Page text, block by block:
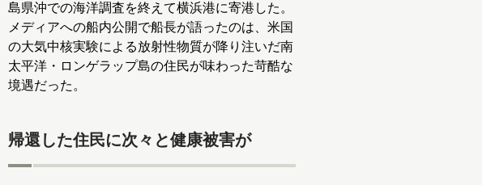
島県沖での海洋調査を終えて横浜港に寄港した。
メディアへの船内公開で船長が語ったのは、米国
の大気中核実験による放射性物質が降り注いだ南
太平洋・ロンゲラップ島の住民が味わった苛酷な
境遇だった。
帰還した住民に次々と健康被害が